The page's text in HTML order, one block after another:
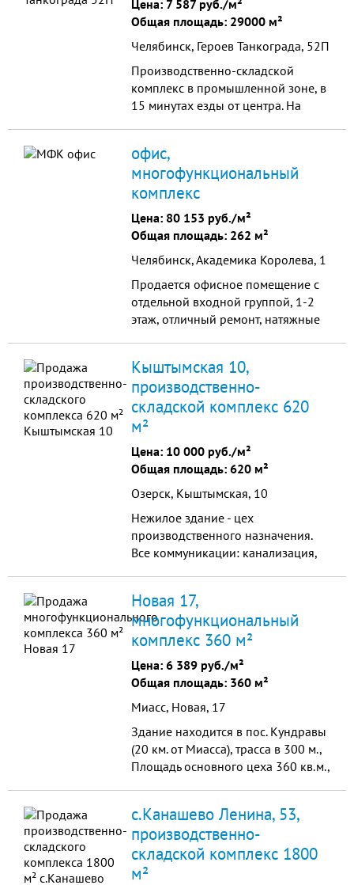
Цена: 7 587 руб./м²
Общая площадь: 29000 м²
Челябинск, Героев Танкограда, 52П
Производственно-складской
комплекс в промышленной зоне, в
15 минутах езды от центра. На
ремонта. Все коммуникации,
имеется ж/д ветка.
офис,
многофункциональный
комплекс
Цена: 80 153 руб./м²
Общая площадь: 262 м²
Челябинск, Академика Королева, 1
Продается офисное помещение с
отдельной входной группой, 1-2
этаж, отличный ремонт, натяжные
сигнализация, ко
Кыштымская 10,
производственно-
складской комплекс 620
м²
Цена: 10 000 руб./м²
Общая площадь: 620 м²
Озерск, Кыштымская, 10
Нежилое здание - цех
производственного назначения.
Все коммуникации: канализация,
расположение в черте города.
Новая 17,
многофункциональный
комплекс 360 м²
Цена: 6 389 руб./м²
Общая площадь: 360 м²
Миасс, Новая, 17
Здание находится в пос. Кундравы
(20 км. от Миасса), трасса в 300 м.,
Площадь основного цеха 360 кв.м.,
площадью 800 кв.м.,
с.Канашево Ленина, 53,
производственно-
складской комплекс 1800
м²